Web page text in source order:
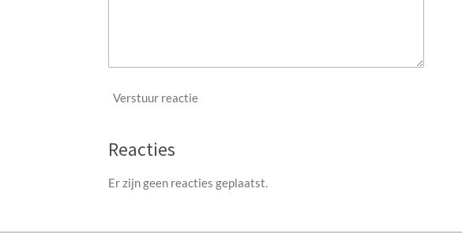
Verstuur reactie
Reacties
Er zijn geen reacties geplaatst.